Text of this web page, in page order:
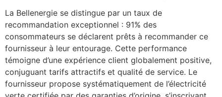
La Bellenergie se distingue par un taux de
recommandation exceptionnel : 91% des
consommateurs se déclarent prêts à recommander ce
fournisseur à leur entourage. Cette performance
témoigne d’une expérience client globalement positive,
conjuguant tarifs attractifs et qualité de service. Le
fournisseur propose systématiquement de l’électricité